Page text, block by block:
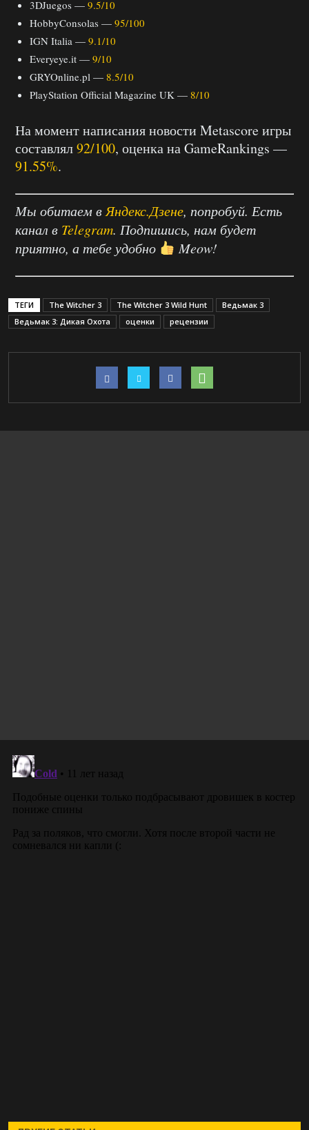
3DJuegos — 9.5/10
HobbyConsolas — 95/100
IGN Italia — 9.1/10
Everyeye.it — 9/10
GRYOnline.pl — 8.5/10
PlayStation Official Magazine UK — 8/10
На момент написания новости Metascore игры
составлял92/100, оценка на GameRankings —
91.55%.
Мы обитаем вЯндекс.Дзене, попробуй. Есть
канал в Telegram. Подпишись, нам будет
приятно, а тебе удобно
Meow!
ТЕГИ The Witcher 3 The Witcher 3 Wild Hunt
Ведьмак 3
Ведьмак 3: Дикая Охота
оценки рецензии